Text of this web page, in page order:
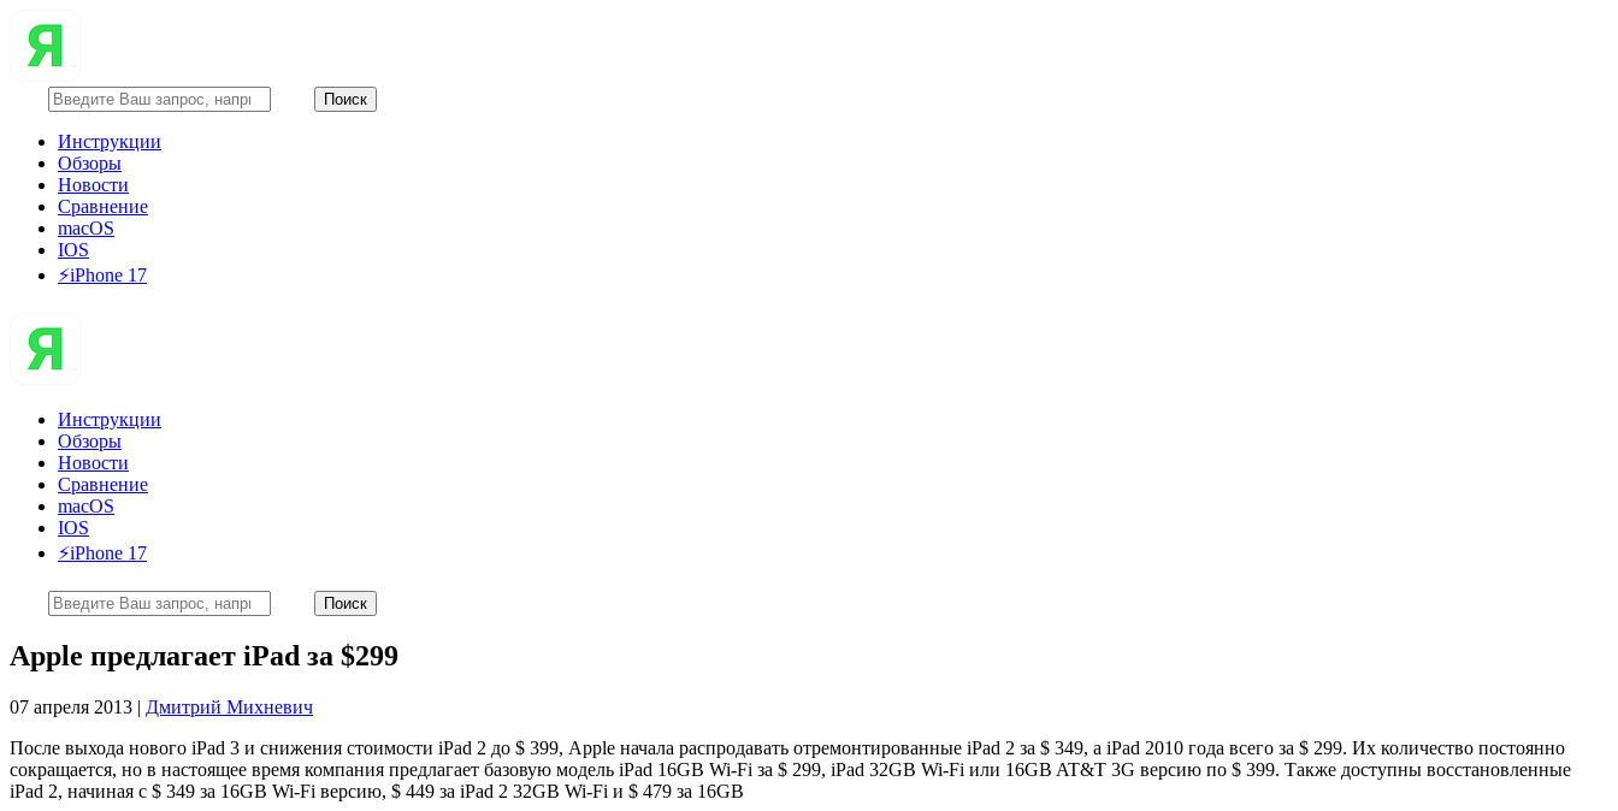
Инструкции
Обзоры
Новости
Сравнение
macOS
IOS
⚡️iPhone 17
Инструкции
Обзоры
Новости
Сравнение
macOS
IOS
⚡️iPhone 17
Apple предлагает iPad за $299
07 апреля 2013 | Дмитрий Михневич
После выхода нового iPad 3 и снижения стоимости iPad 2 до $ 399, Apple начала распродавать отремонтированные iPad 2 за $ 349, а iPad 2010 года всего за $ 299. Их количество постоянно
сокращается, но в настоящее время компания предлагает базовую модель iPad 16GB Wi-Fi за $ 299, iPad 32GB Wi-Fi или 16GB AT&T 3G версию по $ 399. Также доступны восстановленные
iPad 2, начиная с $ 349 за 16GB Wi-Fi версию, $ 449 за iPad 2 32GB Wi-Fi и $ 479 за 16GB